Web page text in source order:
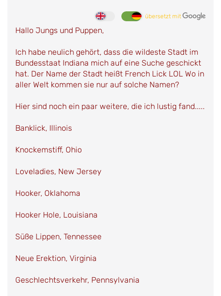
übersetzt mit
Hallo Jungs und Puppen,
Ich habe neulich gehört, dass die wildeste Stadt im
Bundesstaat Indiana mich auf eine Suche geschickt
hat. Der Name der Stadt heißt French Lick LOL Wo in
aller Welt kommen sie nur auf solche Namen?
Hier sind noch ein paar weitere, die ich lustig fand.....
Banklick, Illinois
Knockemstiff, Ohio
Loveladies, New Jersey
Hooker, Oklahoma
Hooker Hole, Louisiana
Süße Lippen, Tennessee
Neue Erektion, Virginia
Geschlechtsverkehr, Pennsylvania